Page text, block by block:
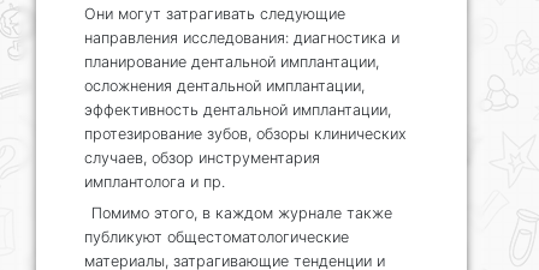
Они могут затрагивать следующие
направления исследования: диагностика и
планирование дентальной имплантации,
осложнения дентальной имплантации,
эффективность дентальной имплантации,
протезирование зубов, обзоры клинических
случаев, обзор инструментария
имплантолога и пр.
Помимо этого, в каждом журнале также
публикуют общестоматологические
материалы, затрагивающие тенденции и